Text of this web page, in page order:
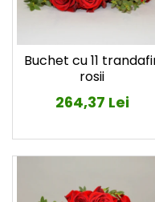
Buchet cu 11
rosii
264,37 Lei